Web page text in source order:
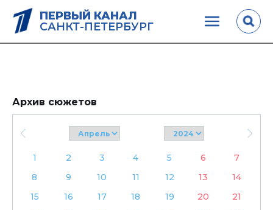
ПЕРВЫЙ КАНАЛ
САНКТ-ПЕТЕРБУРГ
Архив сюжетов
1 2 3 4 5 6
7
8
9 10 11 12 13
14
15
16 17 18 19 20
21